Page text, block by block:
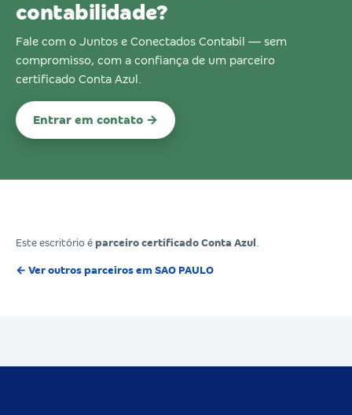
contabilidade?
Fale com o Juntos e Conectados Contabil — sem
compromisso, com a confiança de um parceiro
certificado Conta Azul.
Entrar em contato →
Este escritório é parceiro certificado Conta Azul
← Ver outros parceiros em SAO PAULO